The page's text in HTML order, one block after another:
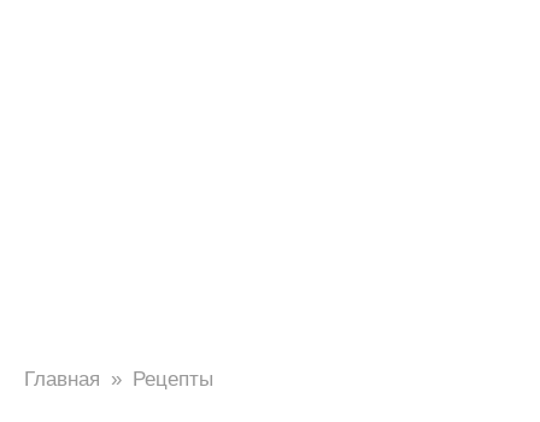
Главная » Рецепты